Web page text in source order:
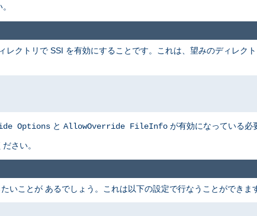
レクトリで SSI を有効にすることです。これは、望みのディレク
Options と AllowOverride FileInfo が有効になっている必
さい。
いことが あるでしょう。これは以下の設定で行なうことができま